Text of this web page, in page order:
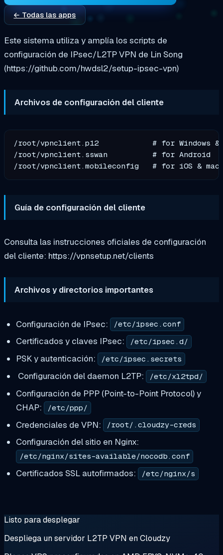
← Todas las apps
Este sistema utiliza y amplía los scripts de
configuración de IPsec/L2TP VPN de Lin Song
(https://github.com/hwdsl2/setup-ipsec-vpn)
Archivos de configuración del cliente
/root/vpnclient.p12            # for Windows &
/root/vpnclient.sswan          # for Android
Guía de configuración del cliente
Consulta las instrucciones oficiales de configuración
del cliente: https://vpnsetup.net/clients
Archivos y directorios importantes
Configuración de IPsec: /etc/ipsec.conf
Certificados y claves IPsec: /etc/ipsec.d/
PSK y autenticación: /etc/ipsec.secrets
Configuración del daemon L2TP: /etc/xl2tpd/
Configuración de PPP (Point-to-Point Protocol) y
CHAP:
/etc/ppp/
Credenciales de VPN: /root/.cloudzy-creds
Configuración del sitio en Nginx:
/etc/nginx/sites-available/nocodb.conf
Certificados SSL autofirmados: /etc/nginx/s
Listo para desplegar
Despliega un servidor L2TP VPN en Cloudzy